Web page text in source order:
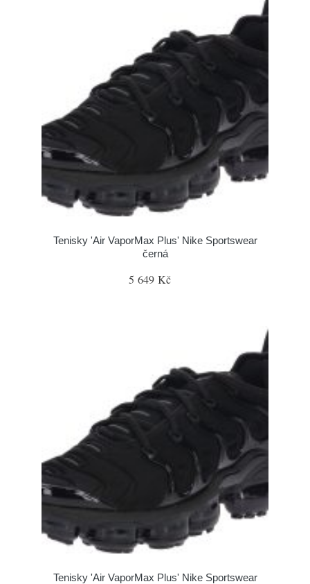
Tenisky 'Air VaporMax Plus' Nike Sportswear
černá
5 649 Kč
Tenisky 'Air VaporMax Plus' Nike Sportswear